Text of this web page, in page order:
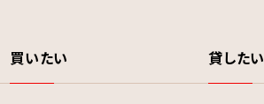
買いたい 貸したい